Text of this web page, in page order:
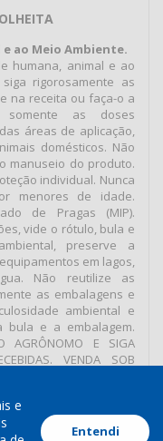
ao Meio Ambiente.
humana, animal e ao
rigorosamente as
na receita ou faça-o a
as doses
áreas de aplicação,
domésticos. Não
manuseio do produto.
individual. Nunca
menores de idade.
de Pragas (MIP).
vide o rótulo, bula e
preserve a
em lagos,
Não reutilize as
as embalagens e
ambiental e
bula e a embalagem.
AGRÔNOMO E SIGA
VENDA SOB
Política de Privacidade
e
Entendi